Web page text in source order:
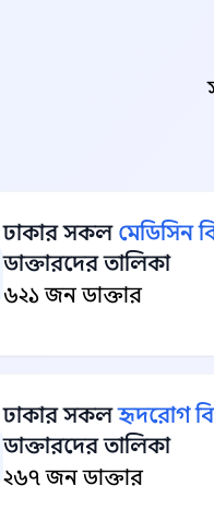
ঢাকার সকল মেডিসিন
ডাক্তারদের তালিকা
৬২১ জন ডাক্তার
ঢাকার সকলহৃদরোগ
ডাক্তারদের তালিকা
২৬৭ জন ডাক্তার